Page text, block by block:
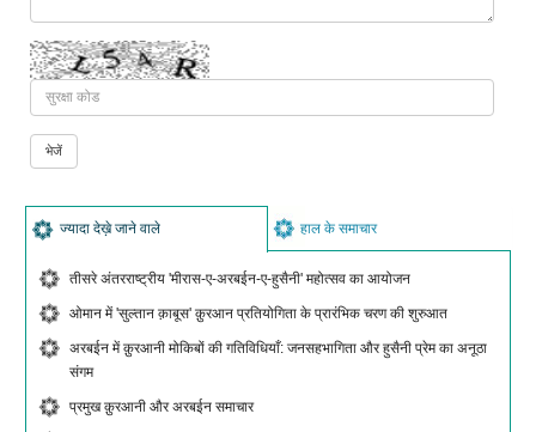
ज्यादा देख़े जाने वाले हाल के समाचार
तीसरे अंतरराष्ट्रीय 'मीरास-ए-अरबईन-ए-हुसैनी' महोत्सव का आयोजन
ओमान में 'सुल्तान क़ाबूस' क़ुरआन प्रतियोगिता के प्रारंभिक चरण की शुरुआत
अरबईन में क़ुरआनी मोकिबों की गतिविधियाँ: जनसहभागिता और हुसैनी प्रेम का अनूठा
संगम
प्रमुख क़ुरआनी और अरबईन समाचार